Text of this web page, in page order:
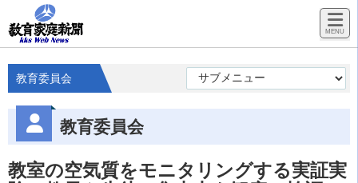
教育委員会
教育委員会
教室の空気質をモニタリングする実証実